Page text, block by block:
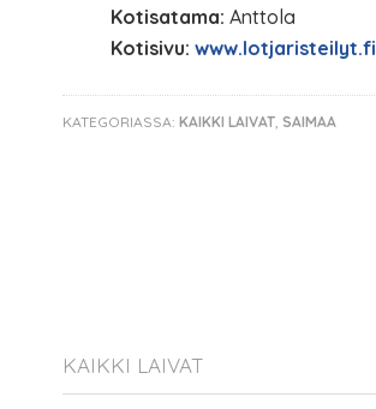
Kotisatama: Anttola
Kotisivu: www.lotjaristeilyt.fi
KATEGORIASSA:KAIKKI LAIVAT,SAIMAA
KAIKKI LAIVAT